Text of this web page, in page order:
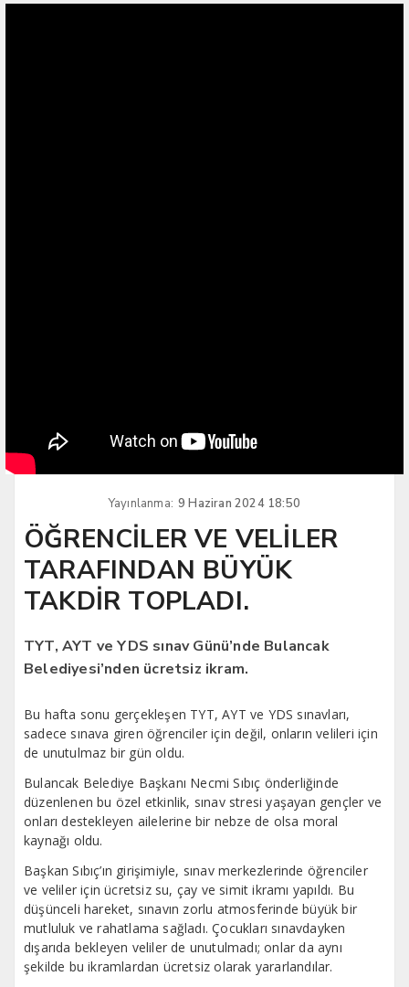
Yayınlanma: 9 Haziran 2024 18:50
ÖĞRENCİLER VE VELİLER
TARAFINDAN BÜYÜK
TAKDİR TOPLADI.
TYT, AYT ve YDS sınav Günü’nde Bulancak
Belediyesi’nden ücretsiz ikram.
Bu hafta sonu gerçekleşen TYT, AYT ve YDS sınavları,
sadece sınava giren öğrenciler için değil, onların velileri için
de unutulmaz bir gün oldu.
Bulancak Belediye Başkanı Necmi Sıbıç önderliğinde
düzenlenen bu özel etkinlik, sınav stresi yaşayan gençler ve
onları destekleyen ailelerine bir nebze de olsa moral
kaynağı oldu.
Başkan Sıbıç’ın girişimiyle, sınav merkezlerinde öğrenciler
ve veliler için ücretsiz su, çay ve simit ikramı yapıldı. Bu
düşünceli hareket, sınavın zorlu atmosferinde büyük bir
mutluluk ve rahatlama sağladı. Çocukları sınavdayken
dışarıda bekleyen veliler de unutulmadı; onlar da aynı
şekilde bu ikramlardan ücretsiz olarak yararlandılar.